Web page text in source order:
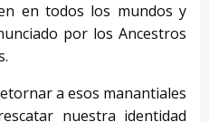
en todos los mundos y
por los Ancestros
a esos manantiales
nuestra identidad